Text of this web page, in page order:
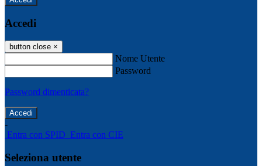
Accedi
button close ×
Nome Utente
Password
Password dimenticata?
-
Entra con SPID Entra con CIE
Seleziona utente